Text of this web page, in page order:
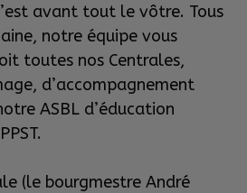
avant tout le vôtre. Tous
notre équipe vous
toutes nos Centrales,
d’accompagnement
ASBL d’éducation
(le bourgmestre André